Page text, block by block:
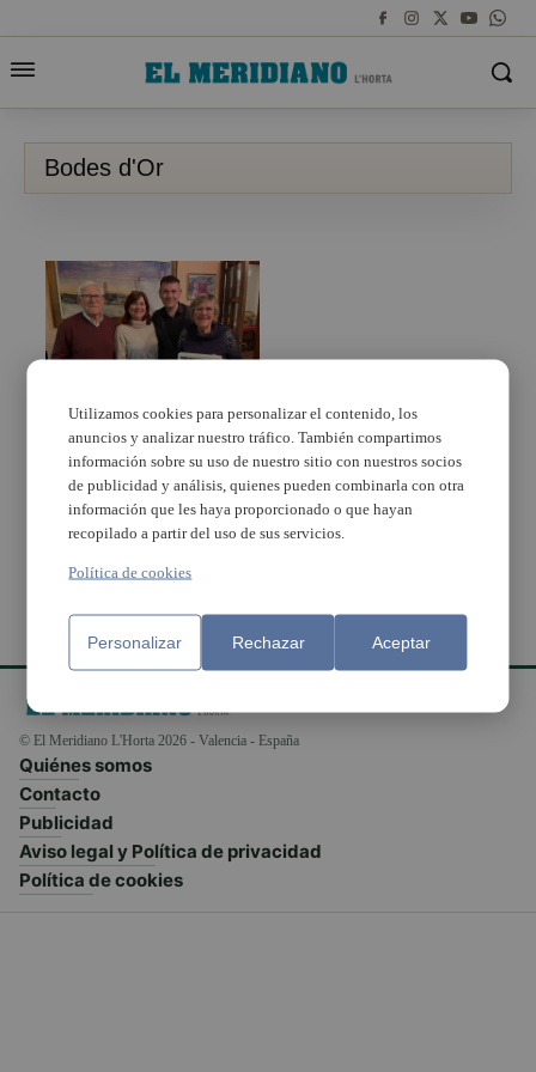
Bodes d'Or
Catarroja celebrarà les
Bodes d’Or de les
parelles catarrogines
de 1974
© El Meridiano L'Horta 2026 - Valencia - España
Quiénes somos
Contacto
Publicidad
Aviso legal y Política de privacidad
Política de cookies
Utilizamos cookies para personalizar el contenido, los
anuncios y analizar nuestro tráfico. También compartimos
información sobre su uso de nuestro sitio con nuestros socios
de publicidad y análisis, quienes pueden combinarla con otra
información que les haya proporcionado o que hayan
recopilado a partir del uso de sus servicios.
Política de cookies
Personalizar Rechazar Aceptar